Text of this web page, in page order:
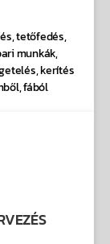
tetőfedés,
munkák,
kerítés
fából